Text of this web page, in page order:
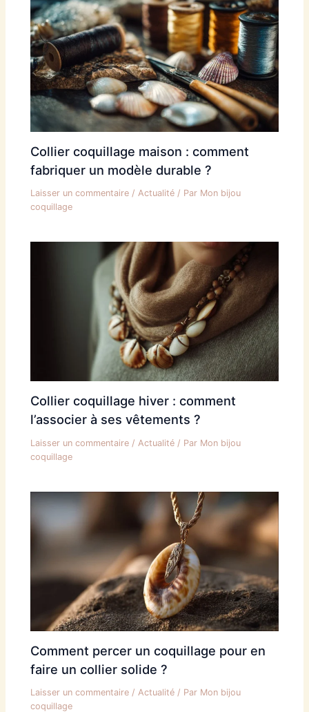
Collier coquillage maison : comment
fabriquer un modèle durable ?
Laisser un commentaire /Actualité / Par Mon bijou
coquillage
Collier coquillage hiver : comment
l’associer à ses vêtements ?
Laisser un commentaire / Actualité / Par Mon bijou
coquillage
Comment percer un coquillage pour en
faire un collier solide ?
Laisser un commentaire /Actualité / Par Mon bijou
coquillage